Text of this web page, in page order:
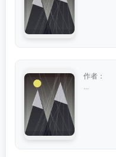
作者：